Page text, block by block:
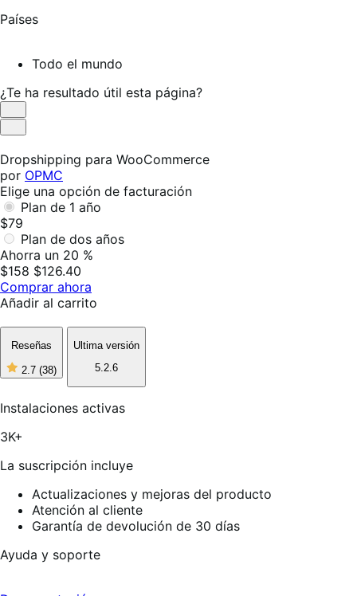
Países
Todo el mundo
¿Te ha resultado útil esta página?
Es
útil
No
útil
Dropshipping para WooCommerce
por OPMC
Elige una opción de facturación
Plan de 1 año
$79
Plan de dos años
Ahorra un 20 %
$158 $126.40
Comprar ahora
Añadir al carrito
Reseñas
2.7 (38)
2
5
estrellas,
Ultima versión
5.2.6
Instalaciones activas
3K+
La suscripción incluye
Actualizaciones y mejoras del producto
Atención al cliente
Garantía de devolución de 30 días
Ayuda y soporte